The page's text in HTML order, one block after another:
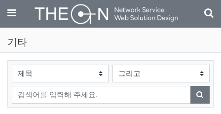
메뉴
기타
검색대상
검색어
검색